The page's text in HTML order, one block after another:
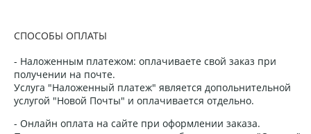
СПОСОБЫ ОПЛАТЫ
- Наложенным платежом: оплачиваете свой заказ при
получении на почте.
Услуга "Наложенный платеж" является допольнительной
услугой "Новой Почты" и оплачивается отдельно.
- Онлайн оплата на сайте при оформлении заказа.